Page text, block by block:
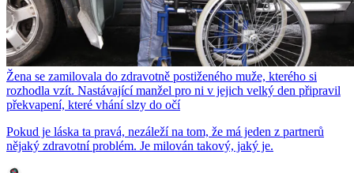
Žena se zamilovala do zdravotně postiženého muže, kterého si
rozhodla vzít. Nastávající manžel pro ni v jejich velký den připravil
překvapení, které vhání slzy do očí
Pokud je láska ta pravá, nezáleží na tom, že má jeden z partnerů
nějaký zdravotní problém. Je milován takový, jaký je.